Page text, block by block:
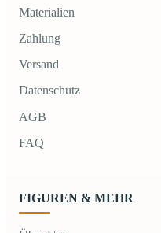
Materialien
Zahlung
Versand
Datenschutz
AGB
FAQ
FIGUREN & MEHR